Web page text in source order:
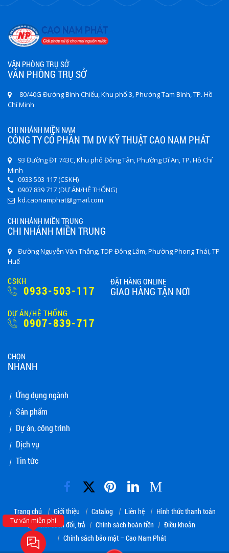
VĂN PHÒNG TRỤ SỞ
VĂN PHÒNG TRỤ SỞ
80/40G Đường Bình Chiểu, Khu phố 3, Phường Tam Bình, TP. Hồ
Chí Minh
CHI NHÁNH MIỀN NAM
CÔNG TY CỔ PHẦN TM DV KỸ THUẬT CAO NAM PHÁT
93 Đường ĐT 743C, Khu phố Đông Tân, Phường Dĩ An, TP. Hồ Chí
Minh
0933 503 117 (CSKH)
0907 839 717 (DỰ ÁN/HỆ THỐNG)
kd.caonamphat@gmail.com
CHI NHÁNH MIỀN TRUNG
CHI NHÁNH MIỀN TRUNG
Đường Nguyễn Văn Thắng, TDP Đông Lâm, Phường Phong Thái, TP
Huế
CSKH
0933-503-117
DỰ ÁN/HỆ THỐNG
0907-839-717
ĐẶT HÀNG ONLINE
GIAO HÀNG TẬN NƠI
CHỌN
NHANH
Ứng dụng ngành
Sản phẩm
Dự án, công trình
Dịch vụ
Tin tức
M
Trang chủ Giới thiệu Catalog Liên hệ
Hình thức thanh toán
Chính sách đổi, trả
Chính sách hoàn tiền
Điều khoản
Chính sách bảo mật – Cao Nam Phát
Tư vấn miễn phí